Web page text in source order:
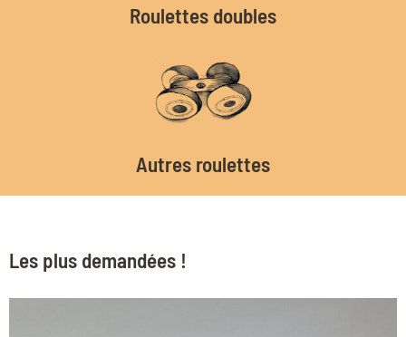
Roulettes doubles
Autres roulettes
Les plus demandées !